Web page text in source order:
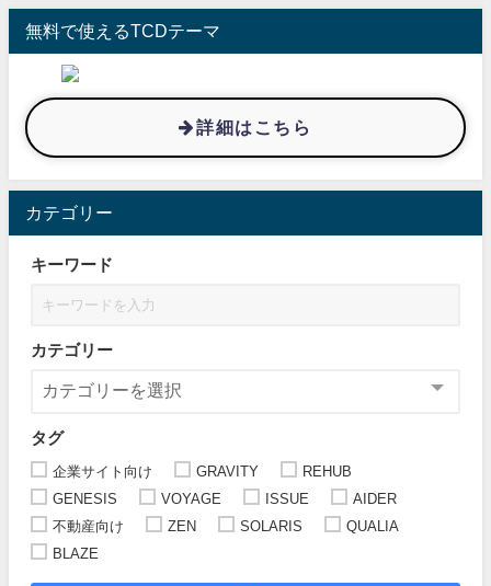
無料で使えるTCDテーマ
詳細はこちら
カテゴリー
キーワード
カテゴリー
タグ
企業サイト向け GRAVITY
REHUB
GENESIS
VOYAGE ISSUE
AIDER
不動産向け
ZEN SOLARIS
QUALIA
BLAZE